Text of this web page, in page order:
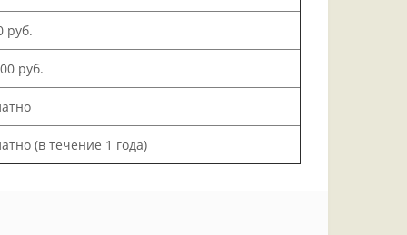
руб.
руб.
(в течение 1 года)